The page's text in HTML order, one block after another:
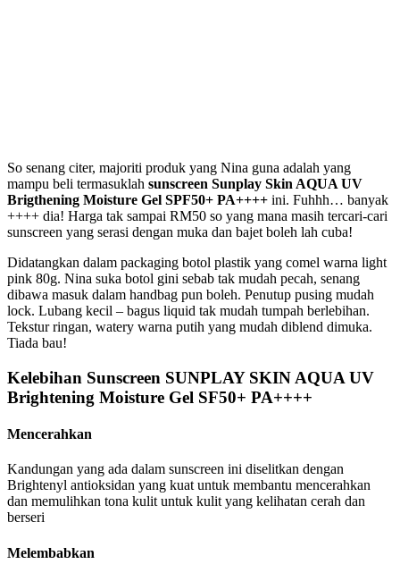
So senang citer, majoriti produk yang Nina guna adalah yang
mampu beli termasuklah sunscreen Sunplay Skin AQUA UV
Brigthening Moisture Gel SPF50+ PA++++ ini. Fuhhh… banyak
++++ dia! Harga tak sampai RM50 so yang mana masih tercari-cari
sunscreen yang serasi dengan muka dan bajet boleh lah cuba!
Didatangkan dalam packaging botol plastik yang comel warna light
pink 80g. Nina suka botol gini sebab tak mudah pecah, senang
dibawa masuk dalam handbag pun boleh. Penutup pusing mudah
lock. Lubang kecil – bagus liquid tak mudah tumpah berlebihan.
Tekstur ringan, watery warna putih yang mudah diblend dimuka.
Tiada bau!
Kelebihan Sunscreen SUNPLAY SKIN AQUA UV
Brightening Moisture Gel SF50+ PA++++
Mencerahkan
Kandungan yang ada dalam sunscreen ini diselitkan dengan
Brightenyl antioksidan yang kuat untuk membantu mencerahkan
dan memulihkan tona kulit untuk kulit yang kelihatan cerah dan
berseri
Melembabkan